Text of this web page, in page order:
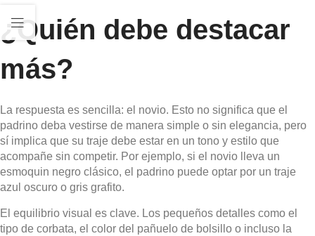
¿Quién debe destacar
más?
La respuesta es sencilla: el novio. Esto no significa que el
padrino deba vestirse de manera simple o sin elegancia, pero
sí implica que su traje debe estar en un tono y estilo que
acompañe sin competir. Por ejemplo, si el novio lleva un
esmoquin negro clásico, el padrino puede optar por un traje
azul oscuro o gris grafito.
El equilibrio visual es clave. Los pequeños detalles como el
tipo de corbata, el color del pañuelo de bolsillo o incluso la